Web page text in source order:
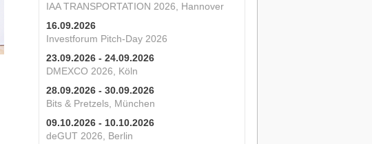
IAA TRANSPORTATION 2026, Hannover
16.09.2026
Investforum Pitch-Day 2026
23.09.2026 - 24.09.2026
DMEXCO 2026, Köln
28.09.2026 - 30.09.2026
Bits & Pretzels, München
09.10.2026 - 10.10.2026
deGUT 2026, Berlin